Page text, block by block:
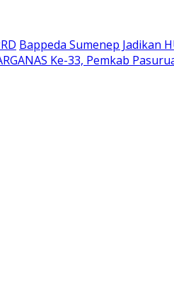
Bappeda Sumenep Jadikan
Ke-33, Pemkab